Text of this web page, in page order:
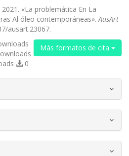
«La problemática En La
Al óleo contemporáneas». AusArt
ausart.23067.
Más formatos de cita
0